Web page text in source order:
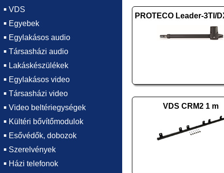
VDS
Egyebek
Egylakásos audio
Társasházi audio
Lakáskészülékek
Egylakásos video
Társasházi video
Video beltériegységek
Kültéri bővítőmodulok
Esővédők, dobozok
Szerelvények
Házi telefonok
VDS CRM2 1 m